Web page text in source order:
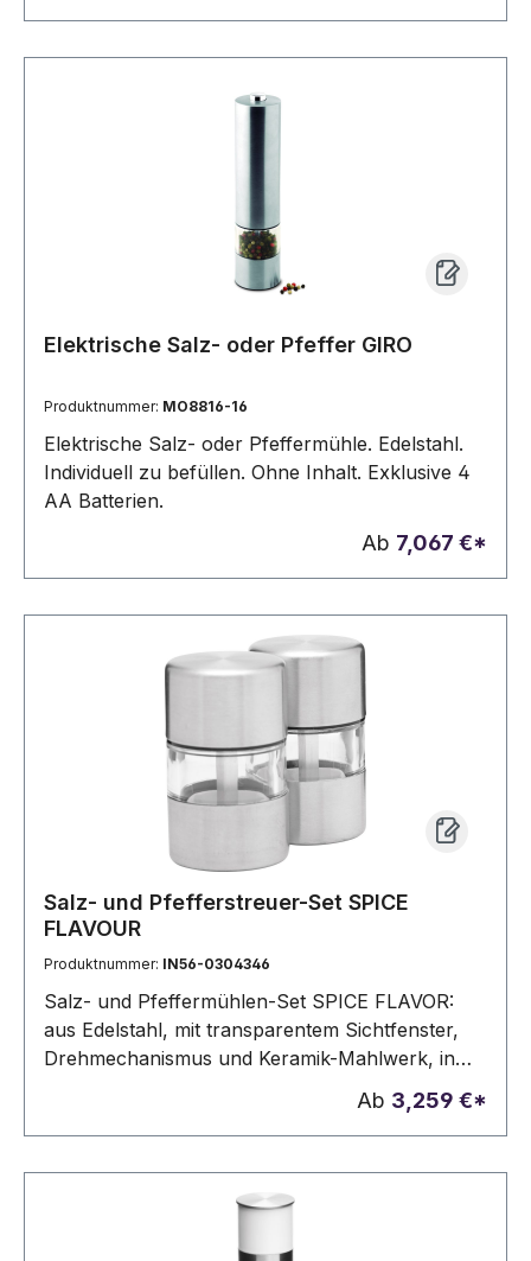
Elektrische Salz- oder Pfeffer GIRO
Produktnummer: MO8816-16
Elektrische Salz- oder Pfeffermühle. Edelstahl.
Individuell zu befüllen. Ohne Inhalt. Exklusive 4
AA Batterien.
Ab 7,067 €*
Salz- und Pfefferstreuer-Set SPICE
FLAVOUR
Produktnummer: IN56-0304346
Salz- und Pfeffermühlen-Set SPICE FLAVOR:
aus Edelstahl, mit transparentem Sichtfenster,
Drehmechanismus und Keramik-Mahlwerk, in
Ab 3,259 €*